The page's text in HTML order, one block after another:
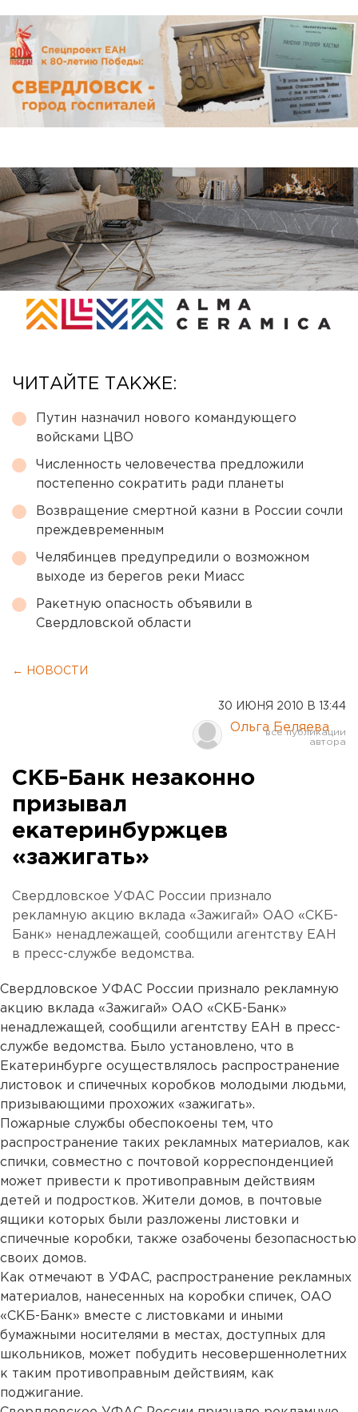
ЧИТАЙТЕ ТАКЖЕ:
Путин назначил нового командующего
войсками ЦВО
Численность человечества предложили
постепенно сократить ради планеты
Возвращение смертной казни в России сочли
преждевременным
Челябинцев предупредили о возможном
выходе из берегов реки Миасс
Ракетную опасность объявили в
Свердловской области
← НОВОСТИ
30 ИЮНЯ 2010 В 13:44
Ольга Беляева
СКБ-Банк незаконно
призывал
екатеринбуржцев
«зажигать»
Свердловское УФАС России признало
рекламную акцию вклада «Зажигай» ОАО «СКБ-
Банк» ненадлежащей, сообщили агентству ЕАН
в пресс-службе ведомства.
Свердловское УФАС России признало рекламную
акцию вклада «Зажигай» ОАО «СКБ-Банк»
ненадлежащей, сообщили агентству ЕАН в пресс-
службе ведомства. Было установлено, что в
Екатеринбурге осуществлялось распространение
листовок и спичечных коробков молодыми людьми,
призывающими прохожих «зажигать».
Пожарные службы обеспокоены тем, что
распространение таких рекламных материалов, как
спички, совместно с почтовой корреспонденцией
может привести к противоправным действиям
детей и подростков. Жители домов, в почтовые
ящики которых были разложены листовки и
спичечные коробки, также озабочены безопасностью
своих домов.
Как отмечают в УФАС, распространение рекламных
материалов, нанесенных на коробки спичек, ОАО
«СКБ-Банк» вместе с листовками и иными
бумажными носителями в местах, доступных для
школьников, может побудить несовершеннолетних
к таким противоправным действиям, как
поджигание.